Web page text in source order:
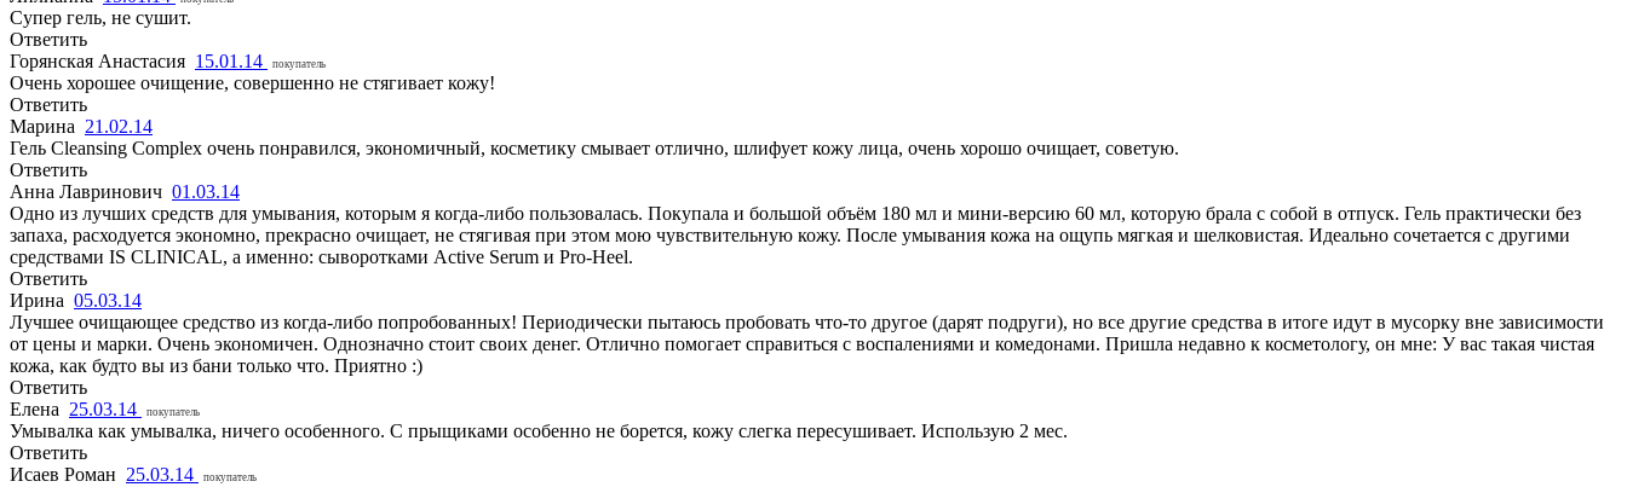
Супер гель, не сушит.
Ответить
Горянская Анастасия 15.01.14 покупатель
Очень хорошее очищение, совершенно не стягивает кожу!
Ответить
Марина 21.02.14
Гель Cleansing Complex очень понравился, экономичный, косметику смывает отлично, шлифует кожу лица, очень хорошо очищает, советую.
Ответить
Анна Лавринович 01.03.14
Одно из лучших средств для умывания, которым я когда-либо пользовалась. Покупала и большой объём 180 мл и мини-версию 60 мл, которую брала с собой в отпуск. Гель практически без
запаха, расходуется экономно, прекрасно очищает, не стягивая при этом мою чувствительную кожу. После умывания кожа на ощупь мягкая и шелковистая. Идеально сочетается с другими
средствами IS CLINICAL, а именно: сыворотками Active Serum и Pro-Heel.
Ответить
Ирина 05.03.14
Лучшее очищающее средство из когда-либо попробованных! Периодически пытаюсь пробовать что-то другое (дарят подруги), но все другие средства в итоге идут в мусорку вне зависимости
от цены и марки. Очень экономичен. Однозначно стоит своих денег. Отлично помогает справиться с воспалениями и комедонами. Пришла недавно к косметологу, он мне: У вас такая чистая
кожа, как будто вы из бани только что. Приятно :)
Ответить
Елена 25.03.14 покупатель
Умывалка как умывалка, ничего особенного. С прыщиками особенно не борется, кожу слегка пересушивает. Использую 2 мес.
Ответить
Исаев Роман 25.03.14 покупатель